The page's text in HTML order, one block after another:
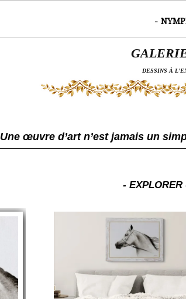
-
DESSINS À
Une œuvre d’art n’est jamais un
- EXPLORER